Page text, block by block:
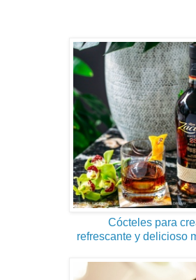
Cócteles para
refrescante y delicioso